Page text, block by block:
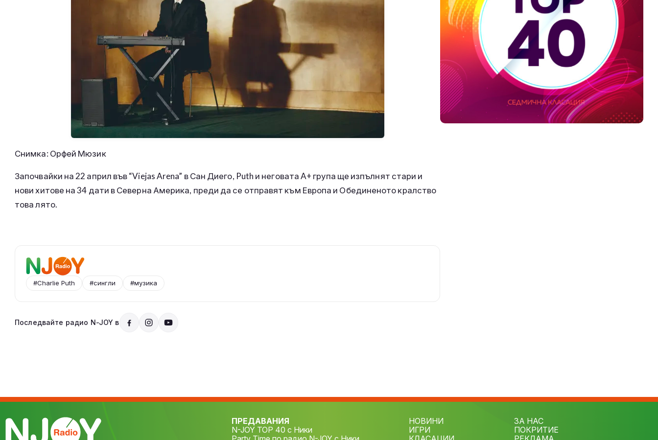
Снимка: Орфей Мюзик
Започвайки на 22 април във “Viejas Arena” в Сан Диего, Puth и неговата A+ група ще изпълнят стари и
нови хитове на 34 дати в Северна Америка, преди да се отправят към Европа и Обединеното кралство
това лято.
#Charlie Puth #сингли #музика
Последвайте радио N-JOY в
ПРЕДАВАНИЯ
N-JOY TOP 40 с Ники
НОВИНИ
ИГРИ
ЗА НАС
ПОКРИТИЕ